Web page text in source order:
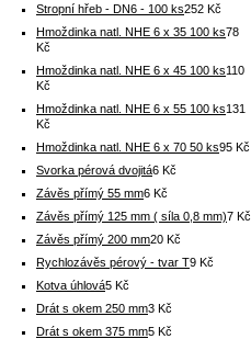
Stropní hřeb - DN6 - 100 ks252 Kč
Hmoždinka natl. NHE 6 x 35 100 ks78
Kč
Hmoždinka natl. NHE 6 x 45 100 ks110
Kč
Hmoždinka natl. NHE 6 x 55 100 ks131
Kč
Hmoždinka natl. NHE 6 x 70 50 ks95 Kč
Svorka pérová dvojitá6 Kč
Závěs přímý 55 mm6 Kč
Závěs přímý 125 mm ( síla 0,8 mm)7 Kč
Závěs přímý 200 mm20 Kč
Rychlozávěs pérový - tvar T9 Kč
Kotva úhlová5 Kč
Drát s okem 250 mm3 Kč
Drát s okem 375 mm5 Kč